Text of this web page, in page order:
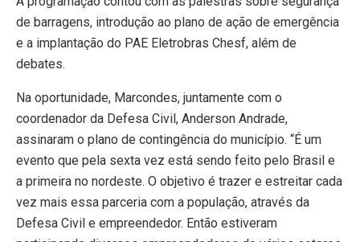
de barragens, introdução ao plano de ação de emergência
e a implantação do PAE Eletrobras Chesf, além de
debates.
Na oportunidade, Marcondes, juntamente com o
coordenador da Defesa Civil, Anderson Andrade,
assinaram o plano de contingência do município. “É um
evento que pela sexta vez está sendo feito pelo Brasil e
a primeira no nordeste. O objetivo é trazer e estreitar cada
vez mais essa parceria com a população, através da
Defesa Civil e empreendedor. Então estiveram